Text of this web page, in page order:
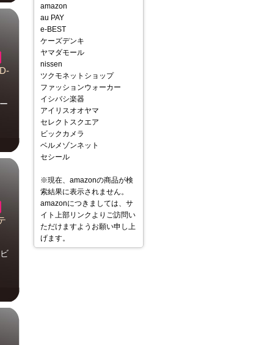
amazon
au PAY
e-BEST
ケーズデンキ
ヤマダモール
nissen
ツクモネットショップ
ファッションウォーカー
イシバシ楽器
アイリスオオヤマ
セレクトスクエア
ビックカメラ
ベルメゾンネット
セシール
※現在、amazonの商品が検
索結果に表示されません。
amazonにつきましては、サ
イト上部リンクよりご訪問い
ただけますようお願い申し上
げます。